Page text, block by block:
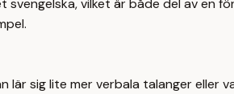
vilket är både del av en
lär sig lite mer verbala talanger eller